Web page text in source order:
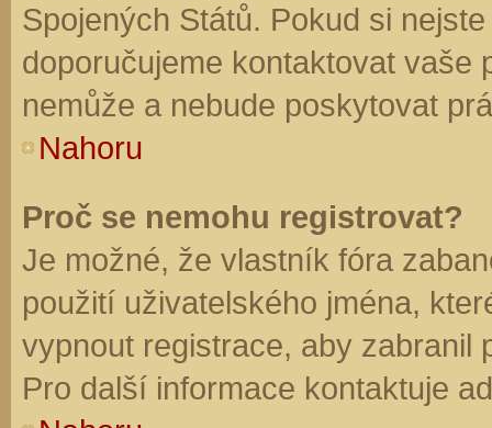
Spojených Států. Pokud si
doporučujeme kontaktovat vaše
nemůže a nebude poskytovat
Nahoru
Proč se nemohu registrovat?
Je možné, že vlastník fóra
použití uživatelského jména,
vypnout registrace, aby zabranil
Pro další informace kontaktuje